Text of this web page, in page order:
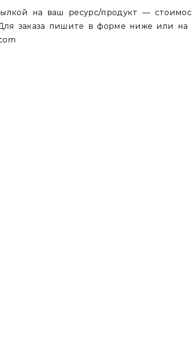
на ваш ресурс/продукт —
заказа пишите в форме ниже или на